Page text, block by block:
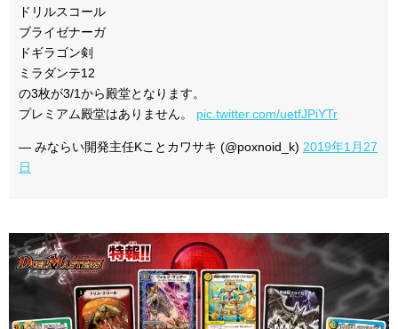
ドリルスコール
ブライゼナーガ
ドギラゴン剣
ミラダンテ12
の3枚が3/1から殿堂となります。
プレミアム殿堂はありません。 pic.twitter.com/uetfJPiYTr
— みならい開発主任Kことカワサキ (@poxnoid_k) 2019年1月27
日